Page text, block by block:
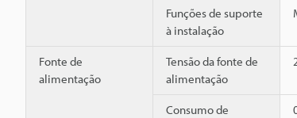
Funções de suporte
à instalação
Fonte de
alimentação
Tensão da fonte de
alimentação
Consumo de